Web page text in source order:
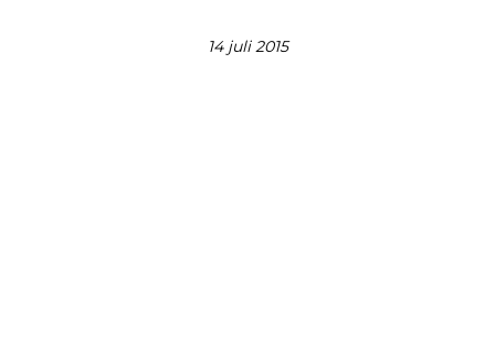
14 juli 2015